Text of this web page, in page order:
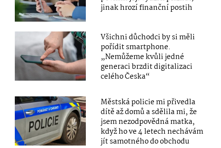
jinak hrozí finanční postih
Všichni důchodci by si měli
pořídit smartphone.
„Nemůžeme kvůli jedné
generaci brzdit digitalizaci
celého Česka“
Městská policie mi přivedla
dítě až domů a sdělila mi, že
jsem nezodpovědná matka,
když ho ve 4 letech nechávám
jít samotného do obchodu